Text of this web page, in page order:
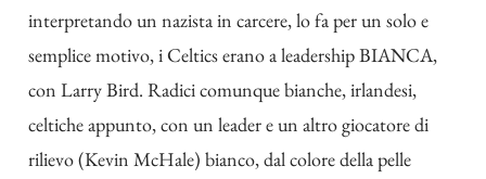
interpretando un nazista in carcere, lo fa per un solo e
semplice motivo, i Celtics erano a leadership BIANCA,
con Larry Bird. Radici comunque bianche, irlandesi,
celtiche appunto, con un leader e un altro giocatore di
rilievo (Kevin McHale) bianco, dal colore della pelle